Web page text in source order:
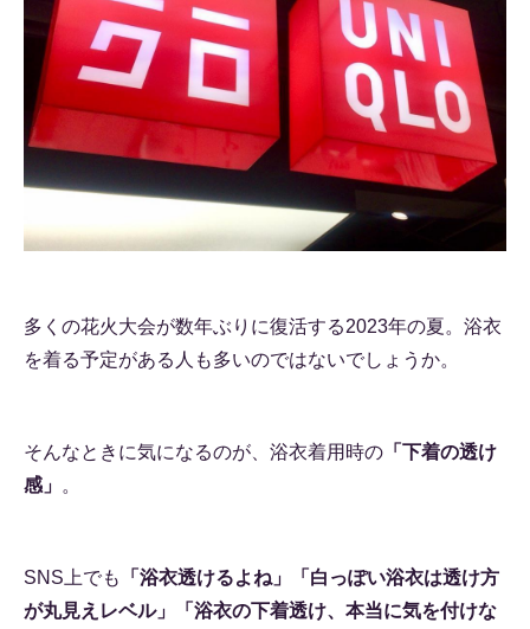
多くの花火大会が数年ぶりに復活する2023年の夏。浴衣
を着る予定がある人も多いのではないでしょうか。
そんなときに気になるのが、浴衣着用時の 「下着の透け
感」 。
SNS上でも
「浴衣透けるよね」「白っぽい浴衣は透け方
が丸見えレベル」「浴衣の下着透け、本当に気を付けな